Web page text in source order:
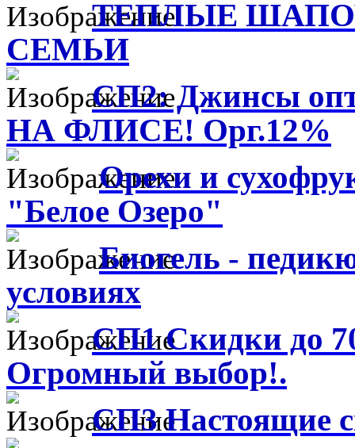
ТЕПЛЫЕ
СЕМЬИ
СП2: Джинсы
НА ФЛИСЕ! Орг.12%
Орехи и
"Белое Озеро"
Биогель -
условиях
СП1 Скидки до
Огромный выбор!.
СП3 Настоящие